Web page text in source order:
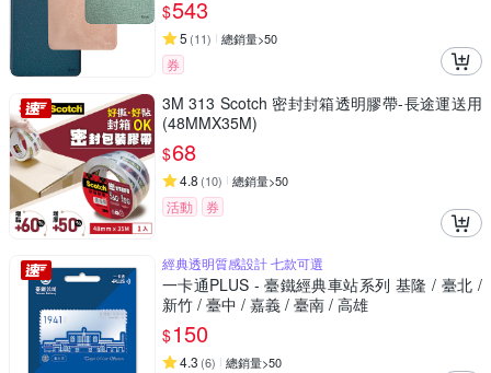
$543
5 (11) 總銷量>50
券
3M 313 Scotch 密封封箱透明膠帶-長途運送用
(48MMX35M)
$68
4.8 (10) 總銷量>50
活動 券
經典透明質感設計 七款可選
一卡通PLUS - 臺鐵經典車站系列 基隆 / 臺北 /
新竹 / 臺中 / 嘉義 / 臺南 / 高雄
$150
4.3 (6) 總銷量>50